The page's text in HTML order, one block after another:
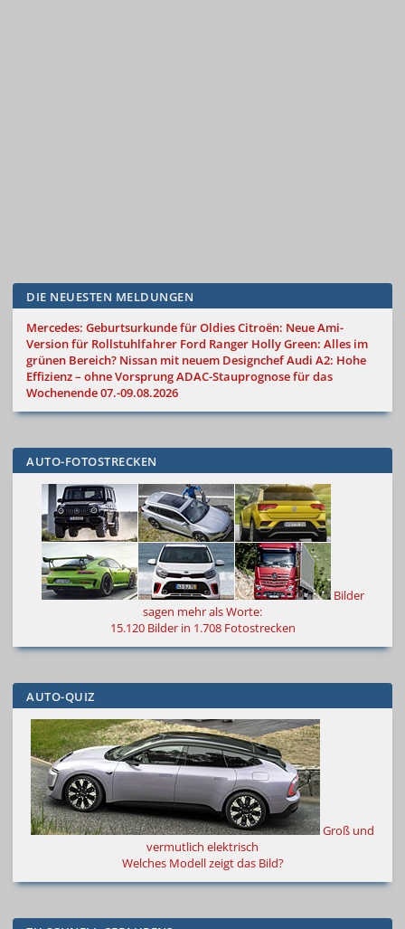
DIE NEUESTEN MELDUNGEN
Mercedes: Geburtsurkunde für OldiesCitroën: Neue Ami-
Version für Rollstuhlfahrer Ford Ranger Holly Green: Alles im
grünen Bereich? Nissan mit neuem DesignchefAudi A2: Hohe
Effizienz – ohne VorsprungADAC-Stauprognose für das
Wochenende 07.-09.08.2026
AUTO-FOTOSTRECKEN
Bilder
sagen mehr als Worte:
15.120 Bilder in 1.708 Fotostrecken
AUTO-QUIZ
Groß und
vermutlich elektrisch
Welches Modell zeigt das Bild?